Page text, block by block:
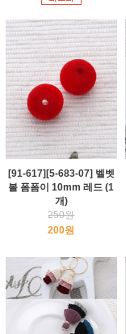
[91-617][5-683-07] 벨벳
볼 폼폼이 10mm 레드 (1
개)
250원
200원